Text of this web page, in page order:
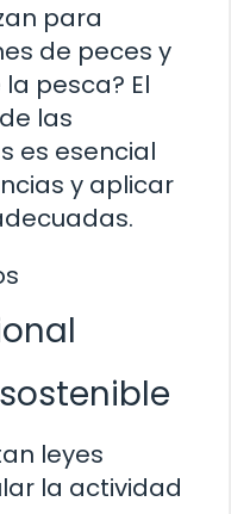
para
de peces y
pesca? El
las
es esencial
y aplicar
leyes
la actividad